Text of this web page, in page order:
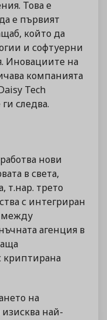
Това е
е първият
който да
и софтуерни
Иновациите на
компанията
Tech
следва.
нови
в света,
т.нар. трето
с интегриран
между
агенция в
криптирана
на
най-